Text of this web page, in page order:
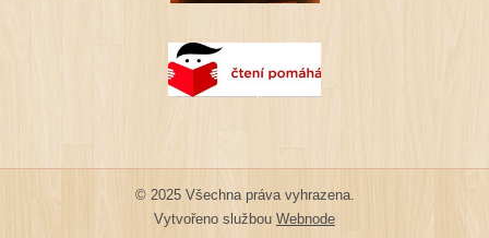
© 2025 Všechna práva vyhrazena.
Vytvořeno službou Webnode